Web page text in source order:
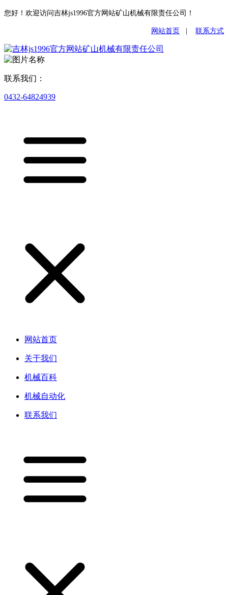
您好！欢迎访问吉林js1996官方网站矿山机械有限责任公司！
网站首页 联系方式
联系我们：
0432-64824939
网站首页
关于我们
机械百科
机械自动化
联系我们